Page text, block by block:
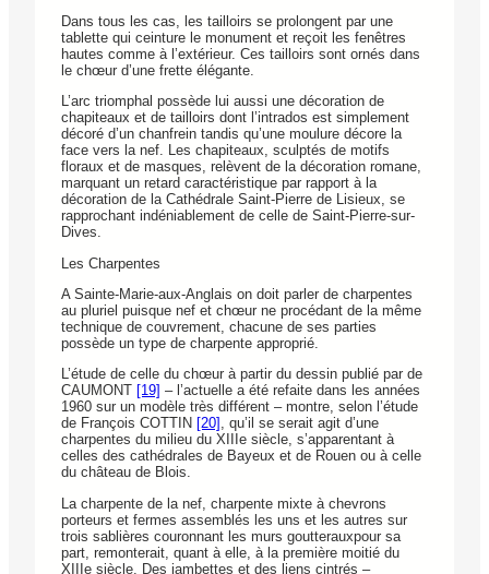
Dans tous les cas, les tailloirs se prolongent par une
tablette qui ceinture le monument et reçoit les fenêtres
hautes comme à l’extérieur. Ces tailloirs sont ornés dans
le chœur d’une frette élégante.
L’arc triomphal possède lui aussi une décoration de
chapiteaux et de tailloirs dont l’intrados est simplement
décoré d’un chanfrein tandis qu’une moulure décore la
face vers la nef. Les chapiteaux, sculptés de motifs
floraux et de masques, relèvent de la décoration romane,
marquant un retard caractéristique par rapport à la
décoration de la Cathédrale Saint-Pierre de Lisieux, se
rapprochant indéniablement de celle de Saint-Pierre-sur-
Dives.
Les Charpentes
A Sainte-Marie-aux-Anglais on doit parler de charpentes
au pluriel puisque nef et chœur ne procédant de la même
technique de couvrement, chacune de ses parties
possède un type de charpente approprié.
L’étude de celle du chœur à partir du dessin publié par de
CAUMONT [19] – l’actuelle a été refaite dans les années
1960 sur un modèle très différent – montre, selon l’étude
de François COTTIN [20] , qu’il se serait agit d’une
charpentes du milieu du XIIIe siècle, s’apparentant à
celles des cathédrales de Bayeux et de Rouen ou à celle
du château de Blois.
La charpente de la nef, charpente mixte à chevrons
porteurs et fermes assemblés les uns et les autres sur
trois sablières couronnant les murs goutterauxpour sa
part, remonterait, quant à elle, à la première moitié du
XIIIe siècle. Des jambettes et des liens cintrés –